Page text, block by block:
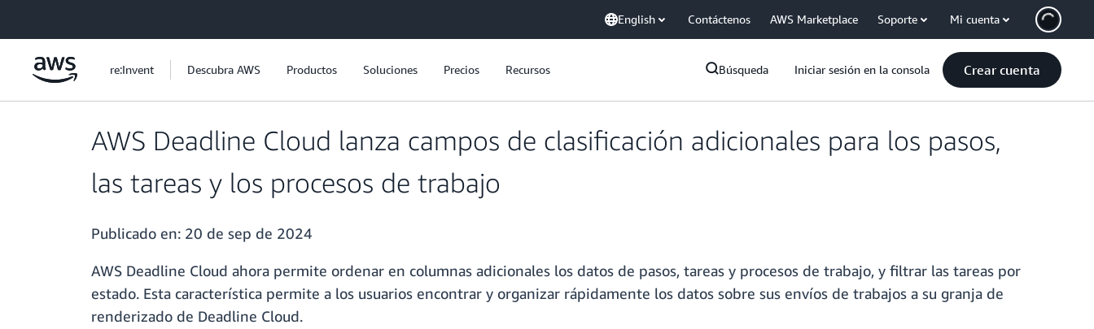
English Contáctenos AWS Marketplace Soporte Mi cuenta
re:Invent Descubra AWS Productos Soluciones Precios Recursos Búsqueda Iniciar sesión en la consola Crear cuenta
AWS Deadline Cloud lanza campos de clasificación adicionales para los pasos,
las tareas y los procesos de trabajo
Publicado en: 20 de sep de 2024
AWS Deadline Cloud ahora permite ordenar en columnas adicionales los datos de pasos, tareas y procesos de trabajo, y filtrar las tareas por
estado. Esta característica permite a los usuarios encontrar y organizar rápidamente los datos sobre sus envíos de trabajos a su granja de
renderizado de Deadline Cloud.